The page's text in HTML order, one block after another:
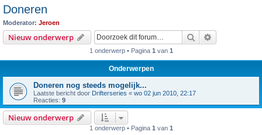
Doneren
Moderator: Jeroen
Nieuw onderwerp Zoek
1 onderwerp • Pagina 1 van 1
Onderwerpen
Doneren nog steeds mogelijk...
Laatste bericht door Drifterseries « wo 02 jun 2010, 22:17
Reacties: 9
Nieuw onderwerp
1 onderwerp • Pagina 1 van 1